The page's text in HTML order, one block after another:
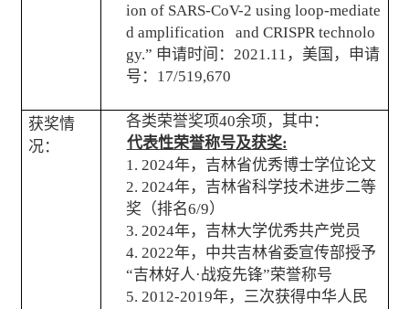
ion of SARS-CoV-2 using loop-mediate
d amplification and CRISPR technolo
gy.” 申请时间： 2021.11 ，美国，申请
号： 17/519,670
获奖情
况：
各类荣誉奖项40余项，其中：
代表性荣誉称号及获奖:
1. 2024年，吉林省优秀博士学位论文
2. 2024年，吉林省科学技术进步二等
奖（排名6/9）
3. 2024年，吉林大学优秀共产党员
4. 2022年，中共吉林省委宣传部授予
“吉林好人·战疫先锋”荣誉称号
5. 2012-2019年，三次获得中华人民